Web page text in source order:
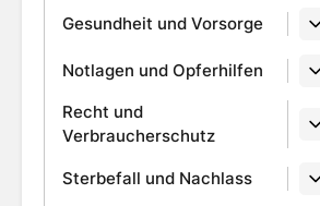
Gesundheit und Vorsorge
Notlagen und Opferhilfen
Recht und
Verbraucherschutz
Sterbefall und Nachlass